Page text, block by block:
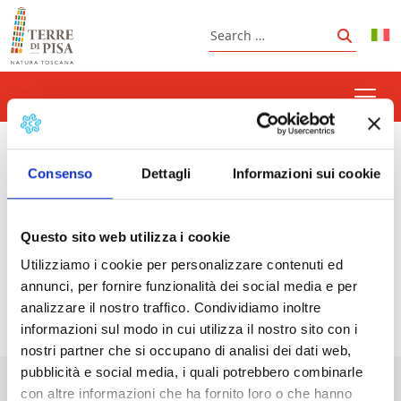
Consenso Dettagli Informazioni sui cookie
Questo sito web utilizza i cookie
Utilizziamo i cookie per personalizzare contenuti ed
annunci, per fornire funzionalità dei social media e per
analizzare il nostro traffico. Condividiamo inoltre
informazioni sul modo in cui utilizza il nostro sito con i
nostri partner che si occupano di analisi dei dati web,
pubblicità e social media, i quali potrebbero combinarle
con altre informazioni che ha fornito loro o che hanno
Skip to content
Search
Search
Piazza dei Miracoli
Prossimi eventi
<li>Non ci sono eventi con questo tag</li>